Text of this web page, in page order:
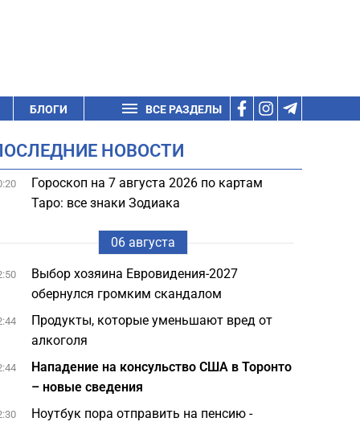
БЛОГИ ВСЕ РАЗДЕЛЫ
НОВОСТИ
Гороскоп на 7 августа 2026 по картам
Таро: все знаки Зодиака
06 августа
Выбор хозяина Евровидения-2027
обернулся громким скандалом
Продукты, которые уменьшают вред от
алкоголя
Нападение на консульство США в Торонто
– новые сведения
Ноутбук пора отправить на пенсию -